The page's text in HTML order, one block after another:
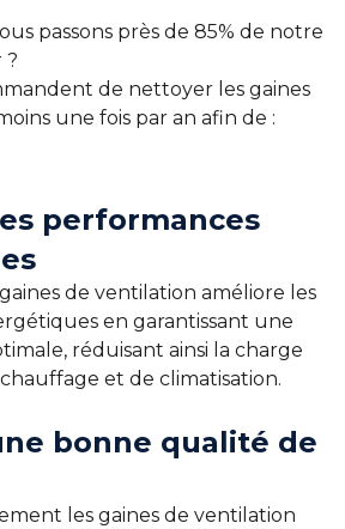
passons près de 85% de notre
?
de nettoyer les gaines
une fois par an afin de :
performances
de ventilation améliore les
en garantissant une
réduisant ainsi la charge
et de climatisation.
bonne qualité de
les gaines de ventilation